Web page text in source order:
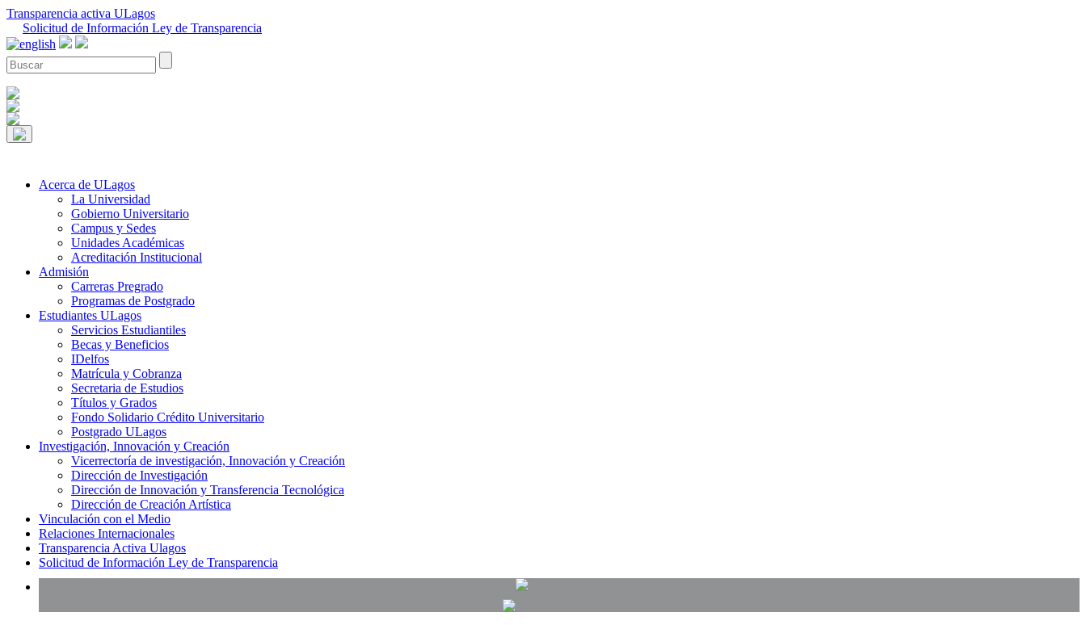
Transparencia activa ULagos
Solicitud de Información Ley de Transparencia
Acerca de ULagos
La Universidad
Gobierno Universitario
Campus y Sedes
Unidades Académicas
Acreditación Institucional
Admisión
Carreras Pregrado
Programas de Postgrado
Estudiantes ULagos
Servicios Estudiantiles
Becas y Beneficios
IDelfos
Matrícula y Cobranza
Secretaria de Estudios
Títulos y Grados
Fondo Solidario Crédito Universitario
Postgrado ULagos
Investigación, Innovación y Creación
Vicerrectoría de investigación, Innovación y Creación
Dirección de Investigación
Dirección de Innovación y Transferencia Tecnológica
Dirección de Creación Artística
Vinculación con el Medio
Relaciones Internacionales
Transparencia Activa Ulagos
Solicitud de Información Ley de Transparencia